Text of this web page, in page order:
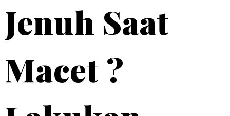
Jenuh Saat
Macet ?